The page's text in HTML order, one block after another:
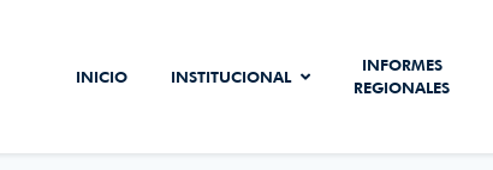
INICIO INSTITUCIONAL
INFORMES
REGIONALES